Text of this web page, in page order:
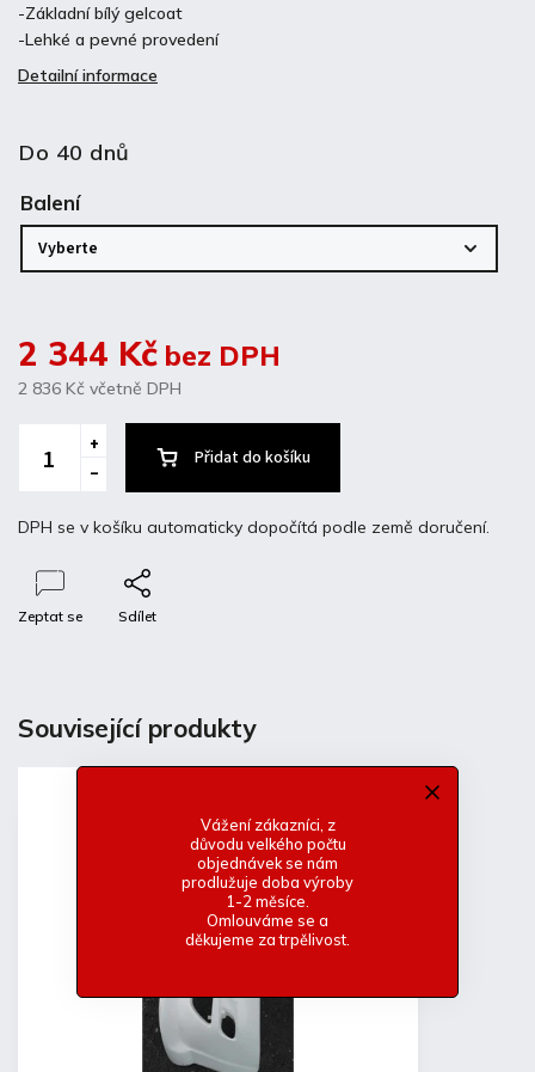
Vážení zákazníci, z
důvodu velkého počtu
objednávek se nám
prodlužuje doba výroby
1-2 měsíce.
Omlouváme se a
děkujeme za trpělivost.
-Základní bílý gelcoat
-Lehké a pevné provedení
Detailní informace
Do 40 dnů
2 344 Kč bez DPH
2 836 Kč včetně DPH
Přidat do košíku
DPH se v košíku automaticky dopočítá podle země doručení.
Balení
Zeptat se Sdílet
Detailní popis produktu
Laminátová přední kapota Ford Focus I bez vnitřního rámu
-Nemá originál úchyty
-Základní bílý gelcoat
-Lehké a pevné provedení
Související produkty